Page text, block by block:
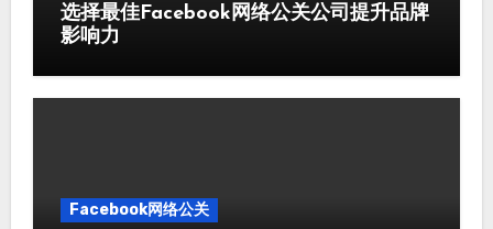
选择最佳Facebook网络公关公司提升品牌
影响力
Facebook网络公关